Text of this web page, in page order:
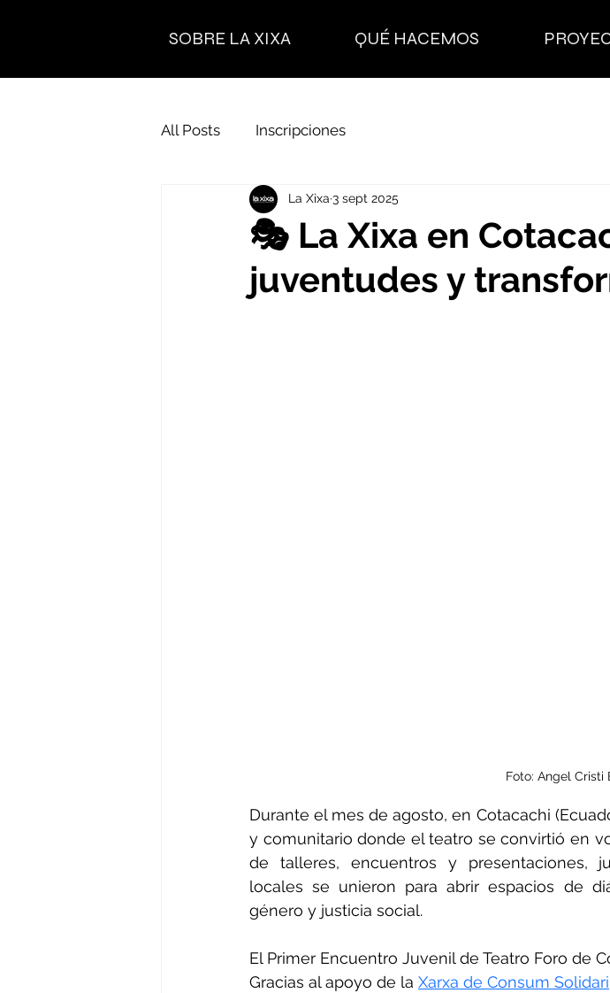
SOBRE LA XIXA QUÉ HACEMOS
All Posts Inscripciones
🎭 La Xixa en
juventudes y
La Xixa 3 sept 2025
Foto: Angel Cristi
Durante el mes de agosto, en Cotacachi
y comunitario donde el teatro se convirtió en
de talleres, encuentros y presentaciones,
locales se unieron para abrir espacios de
género y justicia social.
El Primer Encuentro Juvenil de Teatro Foro de
Gracias al apoyo de la Xarxa de Consum Solidari